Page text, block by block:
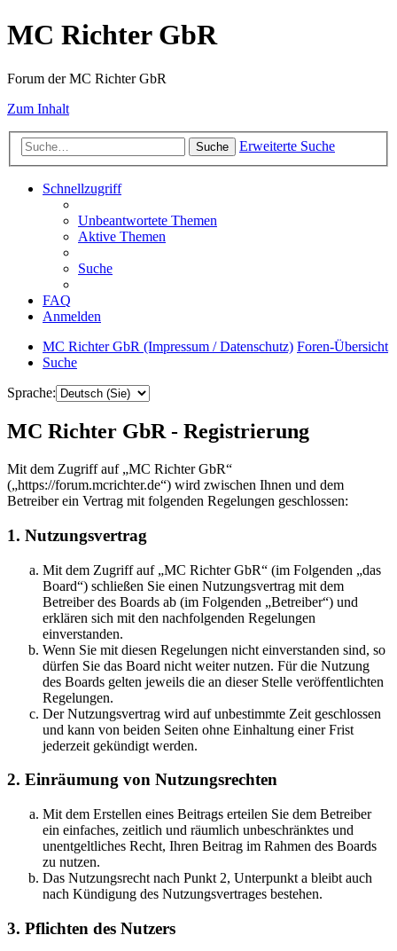
MC Richter GbR
Forum der MC Richter GbR
Zum Inhalt
Suche Erweiterte Suche
Schnellzugriff
Unbeantwortete Themen
Aktive Themen
Suche
FAQ
Anmelden
MC Richter GbR (Impressum / Datenschutz) Foren-Übersicht
Suche
Sprache:
MC Richter GbR - Registrierung
Mit dem Zugriff auf „MC Richter GbR“
(„https://forum.mcrichter.de“) wird zwischen Ihnen und dem
Betreiber ein Vertrag mit folgenden Regelungen geschlossen:
1. Nutzungsvertrag
Mit dem Zugriff auf „MC Richter GbR“ (im Folgenden „das
Board“) schließen Sie einen Nutzungsvertrag mit dem
Betreiber des Boards ab (im Folgenden „Betreiber“) und
erklären sich mit den nachfolgenden Regelungen
einverstanden.
Wenn Sie mit diesen Regelungen nicht einverstanden sind, so
dürfen Sie das Board nicht weiter nutzen. Für die Nutzung
des Boards gelten jeweils die an dieser Stelle veröffentlichten
Regelungen.
Der Nutzungsvertrag wird auf unbestimmte Zeit geschlossen
und kann von beiden Seiten ohne Einhaltung einer Frist
jederzeit gekündigt werden.
2. Einräumung von Nutzungsrechten
Mit dem Erstellen eines Beitrags erteilen Sie dem Betreiber
ein einfaches, zeitlich und räumlich unbeschränktes und
unentgeltliches Recht, Ihren Beitrag im Rahmen des Boards
zu nutzen.
Das Nutzungsrecht nach Punkt 2, Unterpunkt a bleibt auch
nach Kündigung des Nutzungsvertrages bestehen.
3. Pflichten des Nutzers